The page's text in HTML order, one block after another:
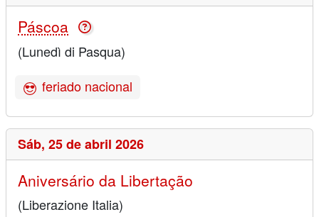
Páscoa
(Lunedì di Pasqua)
feriado nacional
Sáb, 25 de abril 2026
Aniversário da Libertação
(Liberazione Italia)